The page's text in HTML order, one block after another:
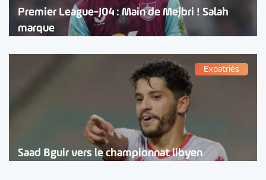
Premier League-J04 : Main de Mejbri ! Salah
marque
Expatriés
Saad Bguir vers le championnat libyen